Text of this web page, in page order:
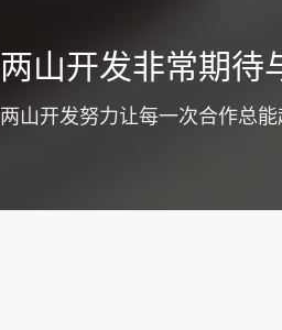
不少货运公司
式提高企业
质和工作效
两山开发非常期待
两山开发努力让每一次合作总